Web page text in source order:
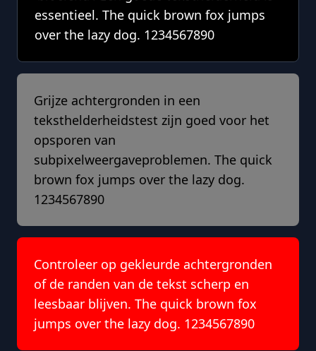
essentieel. The quick brown fox jumps
over the lazy dog. 1234567890
Grijze achtergronden in een
teksthelderheidstest zijn goed voor het
opsporen van
subpixelweergaveproblemen. The quick
brown fox jumps over the lazy dog.
1234567890
Controleer op gekleurde achtergronden
of de randen van de tekst scherp en
leesbaar blijven. The quick brown fox
jumps over the lazy dog. 1234567890